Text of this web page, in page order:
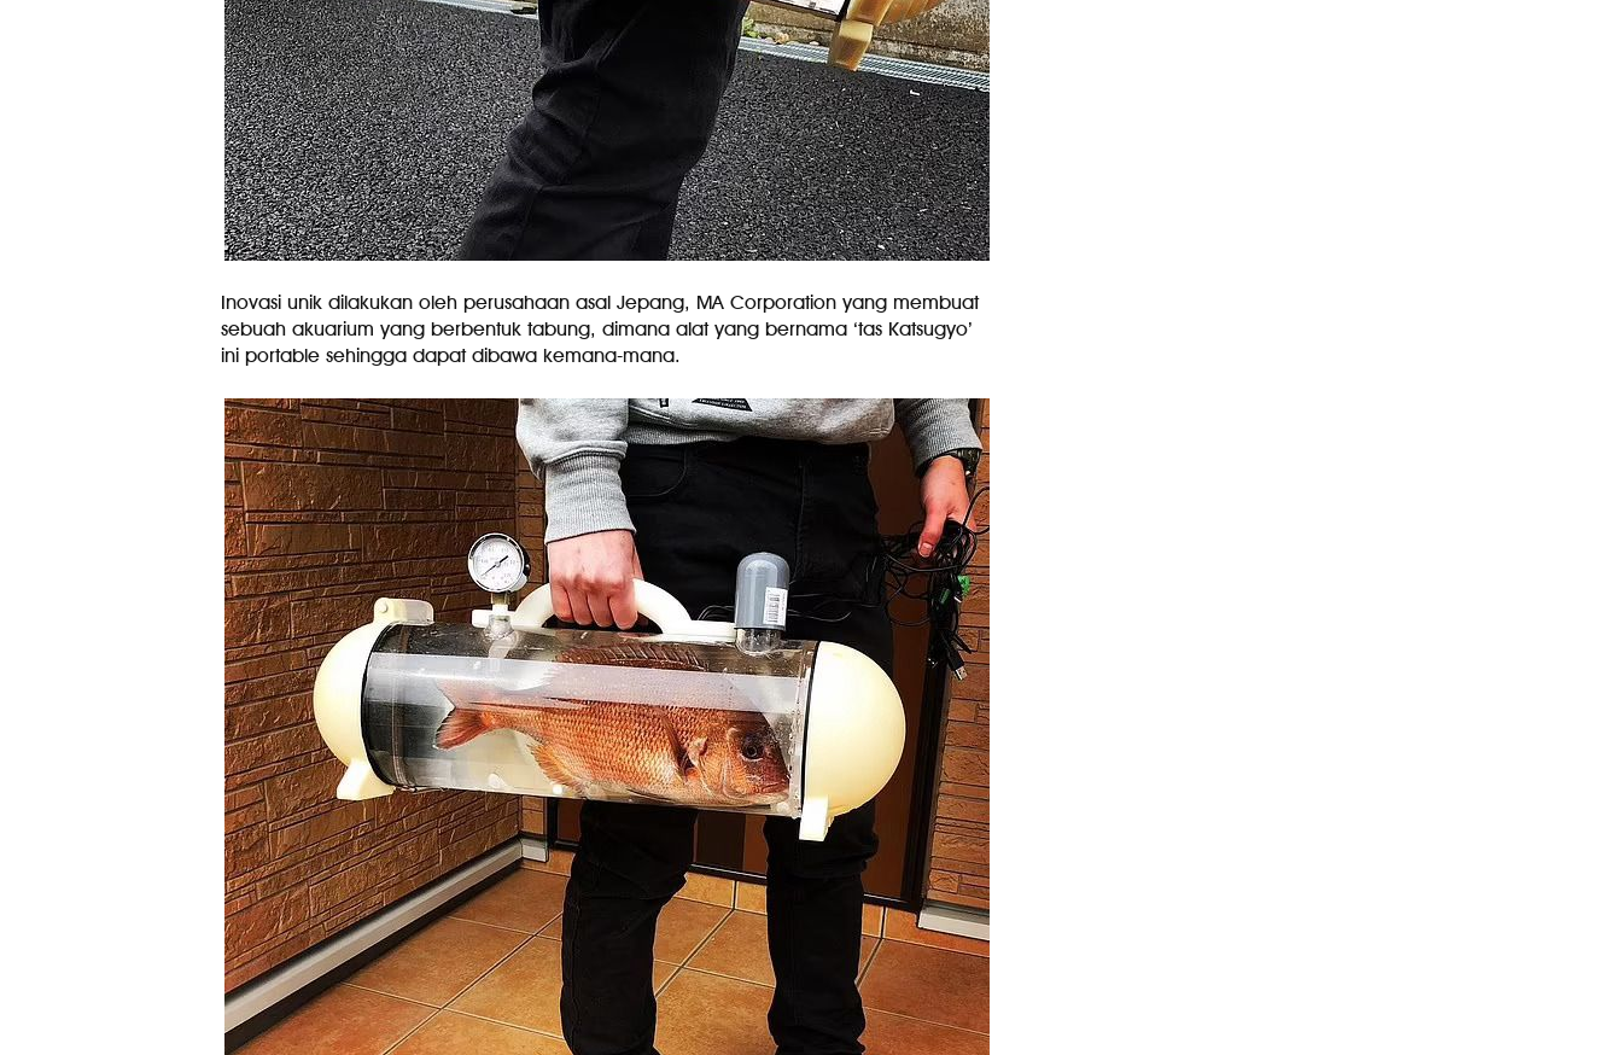
Inovasi unik dilakukan oleh perusahaan asal Jepang, MA Corporation yang membuat
sebuah akuarium yang berbentuk tabung, dimana alat yang bernama ‘tas Katsugyo’
ini portable sehingga dapat dibawa kemana-mana.